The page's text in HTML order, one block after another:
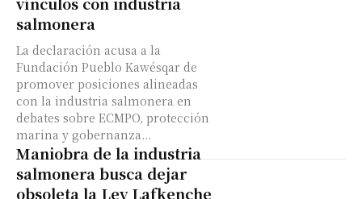
salmonera
La declaración acusa a la
Fundación Pueblo Kawésqar de
promover posiciones alineadas
con la industria salmonera en
debates sobre ECMPO, protección
marina y gobernanza...
Maniobra de la industria
salmonera busca dejar
obsoleta la Ley Lafkenche